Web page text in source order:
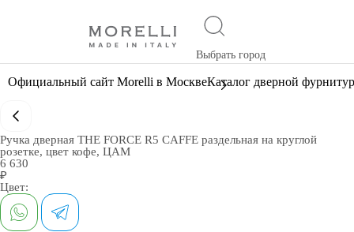
Выбрать город
Официальный сайт Morelli в МосквеКаталог дверной
Ручка дверная THE FORCE R5 CAFFE раздельная на круглой
розетке, цвет кофе, ЦАМ
6 630
₽
Цвет: